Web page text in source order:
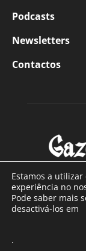
Podcasts
Newsletters
Contactos
Com sede
Estamos a
experiência no
Pode saber mais
desactivá-los em
.